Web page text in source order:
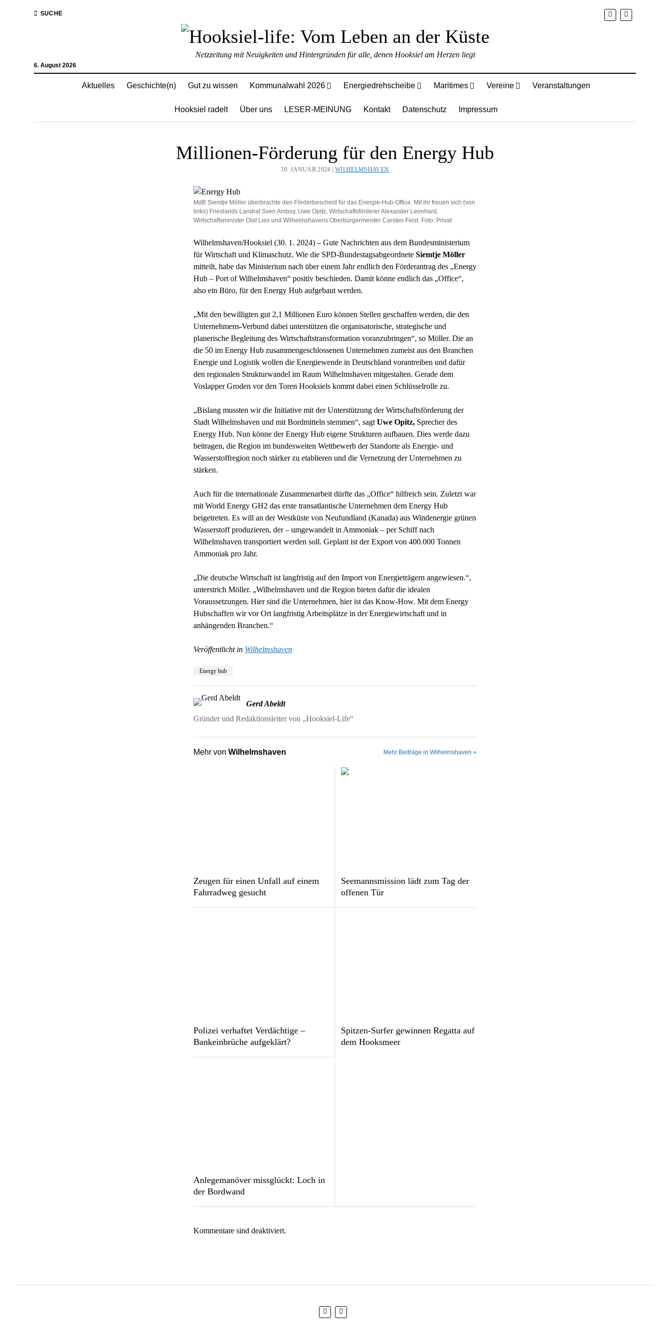
SUCHE
6. August 2026
Netzzeitung mit Neuigkeiten und Hintergründen für alle, denen Hooksiel am Herzen liegt
Aktuelles Geschichte(n) Gut zu wissen Kommunalwahl 2026 Energiedrehscheibe Maritimes Vereine Veranstaltungen
Hooksiel radelt Über uns LESER-MEINUNG Kontakt Datenschutz Impressum
Millionen-Förderung für den Energy Hub
30. JANUAR 2024 | WILHELMSHAVEN
MdB Siemtje Möller überbrachte den Förderbescheid für das Energie-Hub-Office. Mit ihr freuen sich (von
links) Frieslands Landrat Sven Amboy, Uwe Opitz, Wirtschaftsförderer Alexander Leonhard,
Wirtschaftsminister Olaf Lies und Wilhelmshavens Oberbürgermeister Carsten Feist. Foto: Privat
Wilhelmshaven/Hooksiel (30. 1. 2024) – Gute Nachrichten aus dem Bundesministerium
für Wirtschaft und Klimaschutz. Wie die SPD-BundestagsabgeordneteSiemtje Möller
mitteilt, habe das Ministerium nach über einem Jahr endlich den Förderantrag des „Energy
Hub – Port of Wilhelmshaven“ positiv beschieden. Damit könne endlich das „Office“,
also ein Büro, für den Energy Hub aufgebaut werden.
„Mit den bewilligten gut 2,1 Millionen Euro können Stellen geschaffen werden, die den
Unternehmens-Verbund dabei unterstützen die organisatorische, strategische und
planerische Begleitung des Wirtschaftstransformation voranzubringen“, so Möller. Die an
die 50 im Energy Hub zusammengeschlossenen Unternehmen zumeist aus den Branchen
Energie und Logistik wollen die Energiewende in Deutschland vorantreiben und dafür
den regionalen Strukturwandel im Raum Wilhelmshaven mitgestalten. Gerade dem
Voslapper Groden vor den Toren Hooksiels kommt dabei einen Schlüsselrolle zu.
„Bislang mussten wir die Initiative mit der Unterstützung der Wirtschaftsförderung der
Stadt Wilhelmshaven und mit Bordmitteln stemmen“, sagtUwe Opitz,Sprecher des
Energy Hub. Nun könne der Energy Hub eigene Strukturen aufbauen. Dies werde dazu
beitragen, die Region im bundesweiten Wettbewerb der Standorte als Energie- und
Wasserstoffregion noch stärker zu etablieren und die Vernetzung der Unternehmen zu
stärken.
Auch für die internationale Zusammenarbeit dürfte das „Office“ hilfreich sein. Zuletzt war
mit World Energy GH2 das erste transatlantische Unternehmen dem Energy Hub
beigetreten. Es will an der Westküste von Neufundland (Kanada) aus Windenergie grünen
Wasserstoff produzieren, der – umgewandelt in Ammoniak – per Schiff nach
Wilhelmshaven transportiert werden soll. Geplant ist der Export von 400.000 Tonnen
Ammoniak pro Jahr.
„Die deutsche Wirtschaft ist langfristig auf den Import von Energieträgern angewiesen.“,
unterstrich Möller. „Wilhelmshaven und die Region bieten dafür die idealen
Voraussetzungen. Hier sind die Unternehmen, hier ist das Know-How. Mit dem Energy
Hubschaffen wir vor Ort langfristig Arbeitsplätze in der Energiewirtschaft und in
anhängenden Branchen.“
Veröffentlicht in Wilhelmshaven
Energy hub
Gerd Abeldt
Gründer und Redaktionsleiter von „Hooksiel-Life“
Mehr von Wilhelmshaven Mehr Beiträge in Wilhelmshaven »
Zeugen für einen Unfall auf einem
Fahrradweg gesucht
Seemannsmission lädt zum Tag der
offenen Tür
Polizei verhaftet Verdächtige –
Bankeinbrüche aufgeklärt?
Spitzen-Surfer gewinnen Regatta auf
dem Hooksmeer
Anlegemanöver missglückt: Loch in
der Bordwand
Kommentare sind deaktiviert.